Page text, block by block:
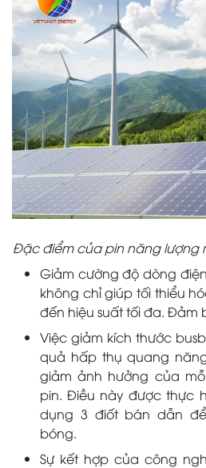
Đặc điểm của pin năng lượng
Giảm cường độ dòng
không chỉ giúp tối thiểu
đến hiệu suất tối đa. Đảm
Việc giảm kích thước
quả hấp thụ quang
giảm ảnh hưởng của
pin. Điều này được thực
dụng 3 điốt bán dẫn
bóng.
Sự kết hợp của công